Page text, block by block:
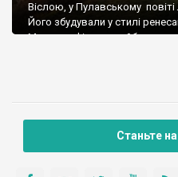
Віслою, у Пулавському
Його збудували у стилі
Миколая Фірлея,
Станьте